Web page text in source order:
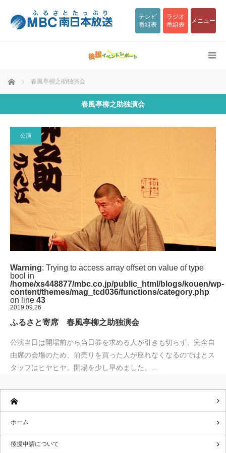
テレビ
番組表
ラジオ
番組表
メニュー
ホーム 春風亭柳之助独演会
春風亭柳之助独演会
Warning: Trying to access array offset on value of type
bool in
/home/xs448877/mbc.co.jp/public_html/blogs/kouen/wp-
content/themes/mag_tcd036/functions/category.php
on line 43
公演
2019.09.26
ふるさと寄席 春風亭柳之助独演会
公演当日は開場前から当日券を求める人が引きも切らず、完全自
由席の会場のため、前売りを買った人が座れなくなるのではとス
タッフはヒヤヒヤ。開場を少し早めました。…
ホーム
後援申請について